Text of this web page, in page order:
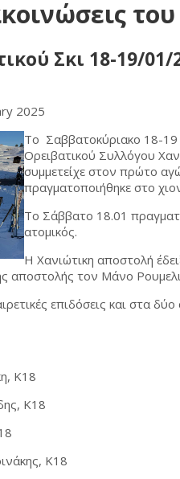
Σκι 18-19/01/
2025
Το Σαββατοκύριακο 18-19
Ορειβατικού Συλλόγου
συμμετείχε στον πρώτο
πραγματοποιήθηκε στο
Το Σάββατο 18.01
ατομικός.
Η Χανιώτικη αποστολή
αποστολής τον Μάνο
επιδόσεις και στα
Κ18
Κ18
Κ18